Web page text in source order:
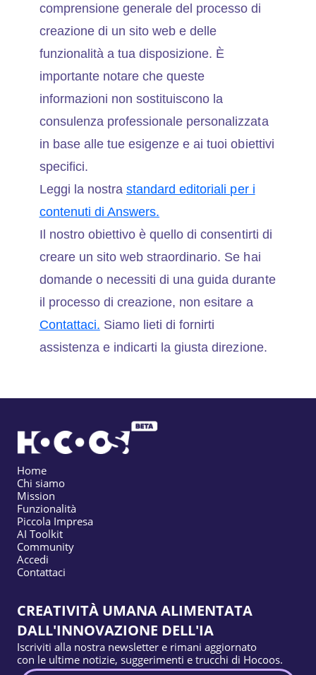
comprensione generale del processo di
creazione di un sito web e delle
funzionalità a tua disposizione. È
importante notare che queste
informazioni non sostituiscono la
consulenza professionale personalizzata
in base alle tue esigenze e ai tuoi obiettivi
specifici.
Leggi la nostra standard editoriali per i
contenuti di Answers.
Il nostro obiettivo è quello di consentirti di
creare un sito web straordinario. Se hai
domande o necessiti di una guida durante
il processo di creazione, non esitare a
Contattaci. Siamo lieti di fornirti
assistenza e indicarti la giusta direzione.
Home
Chi siamo
Mission
Funzionalità
Piccola Impresa
AI Toolkit
Community
Accedi
Contattaci
CREATIVITÀ UMANA ALIMENTATA
DALL'INNOVAZIONE DELL'IA
Iscriviti alla nostra newsletter e rimani aggiornato
con le ultime notizie, suggerimenti e trucchi di Hocoos.